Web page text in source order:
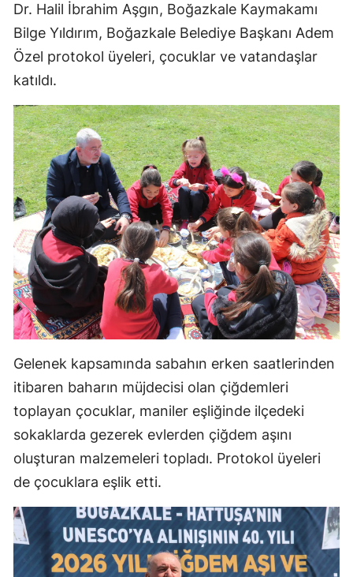
Kastamonu
Kayseri
Kırşehir
Kocaeli
Konya
Kütahya
Malatya
Manisa
Kahramanmaraş
Mardin
Muş
Nevşehir
Ordu
Rize
Sakarya
Dr. Halil İbrahim Aşgın, Boğazkale Kaymakamı
Bilge Yıldırım, Boğazkale Belediye Başkanı Adem
Özel protokol üyeleri, çocuklar ve vatandaşlar
katıldı.
Gelenek kapsamında sabahın erken saatlerinden
itibaren baharın müjdecisi olan çiğdemleri
toplayan çocuklar, maniler eşliğinde ilçedeki
sokaklarda gezerek evlerden çiğdem aşını
oluşturan malzemeleri topladı. Protokol üyeleri
de çocuklara eşlik etti.